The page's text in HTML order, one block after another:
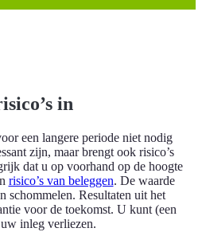
in
een langere periode niet nodig
zijn, maar brengt ook risico’s
dat u op voorhand op de hoogte
risico’s van beleggen. De waarde
schommelen. Resultaten uit het
voor de toekomst. U kunt (een
inleg verliezen.